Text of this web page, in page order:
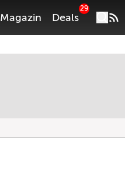
Magazin Deals
29